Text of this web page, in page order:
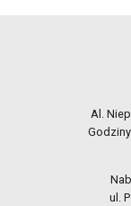
Al.
ul.